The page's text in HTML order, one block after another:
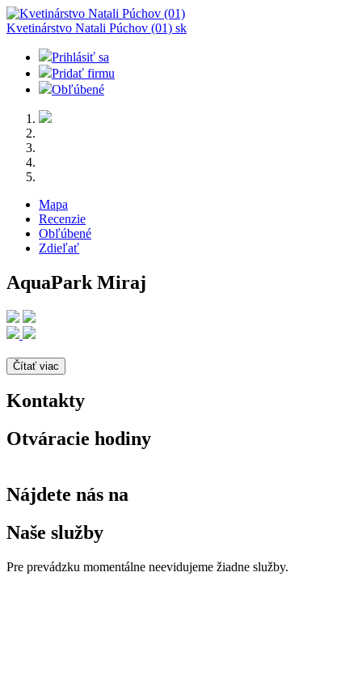
Kvetinárstvo Natali Púchov (01) sk
Prihlásiť sa
Pridať firmu
Obľúbené
Mapa
Recenzie
Obľúbené
Zdieľať
AquaPark Miraj
Čítať viac
Kontakty
Otváracie hodiny
Nájdete nás na
Naše služby
Pre prevádzku momentálne neevidujeme žiadne služby.